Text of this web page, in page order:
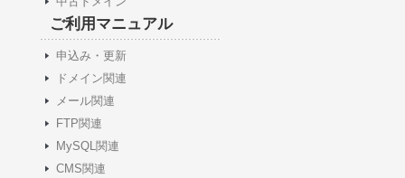
ご利用マニュアル
申込み・更新
ドメイン関連
メール関連
FTP関連
MySQL関連
CMS関連